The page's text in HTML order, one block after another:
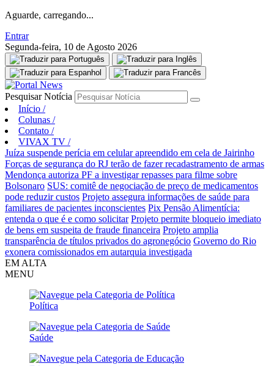
Aguarde, carregando...
Entrar
Segunda-feira, 10 de Agosto 2026
Pesquisar Notícia
Início /
Colunas /
Contato /
VIVAX TV /
Juíza suspende perícia em celular apreendido em cela de Jairinho
Forças de segurança do RJ terão de fazer recadastramento de armas
Mendonça autoriza PF a investigar repasses para filme sobre
Bolsonaro SUS: comitê de negociação de preço de medicamentos
pode reduzir custos Projeto assegura informações de saúde para
familiares de pacientes inconscientes Pix Pensão Alimentícia:
entenda o que é e como solicitar Projeto permite bloqueio imediato
de bens em suspeita de fraude financeira Projeto amplia
transparência de títulos privados do agronegócio Governo do Rio
exonera comissionados em autarquia investigada
EM ALTA
MENU
Política
Saúde